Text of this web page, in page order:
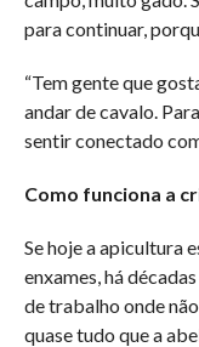
para continuar,
“Tem gente que
andar de cavalo.
sentir conectado
Como funciona a
Se hoje a apicultura
enxames, há
de trabalho onde
quase tudo que a